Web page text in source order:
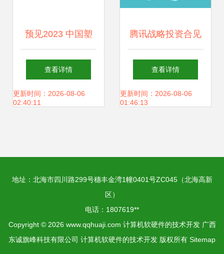
预见2023 中国塑
料机械行业全景图
谱与计算机软硬件
查看详情
更新时间：2026-08-06
02:40:11
腾讯战略投资合见
工软集团，推动软
硬件技术开发新浪
查看详情
更新时间：2026-08-06
01:46:13
地址：北海市四川路299号穗丰金湾1幢0401号ZC045（北海高新
区）
电话：1807619**
Copyright © 2026 www.qqhuaji.com 计算机软硬件的技术开发 广西
东诚旗峰科技有限公司 计算机软硬件的技术开发 版权所有 Sitemap